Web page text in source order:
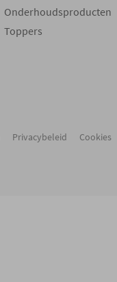
Onderhoudsproducten
Toppers
Privacybeleid Cookies